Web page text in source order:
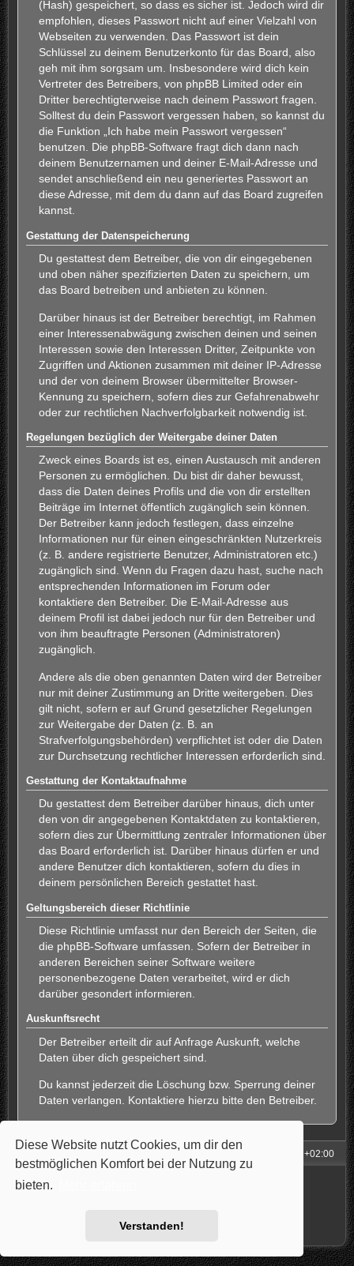
Diese Website nutzt Cookies, um dir den
bestmöglichen Komfort bei der Nutzung zu
bieten.
Verstanden!
(Hash) gespeichert, so dass es sicher ist. Jedoch wird dir
empfohlen, dieses Passwort nicht auf einer Vielzahl von
Webseiten zu verwenden. Das Passwort ist dein
Schlüssel zu deinem Benutzerkonto für das Board, also
geh mit ihm sorgsam um. Insbesondere wird dich kein
Vertreter des Betreibers, von phpBB Limited oder ein
Dritter berechtigterweise nach deinem Passwort fragen.
Solltest du dein Passwort vergessen haben, so kannst du
die Funktion „Ich habe mein Passwort vergessen“
benutzen. Die phpBB-Software fragt dich dann nach
deinem Benutzernamen und deiner E-Mail-Adresse und
sendet anschließend ein neu generiertes Passwort an
diese Adresse, mit dem du dann auf das Board zugreifen
kannst.
Gestattung der Datenspeicherung
Du gestattest dem Betreiber, die von dir eingegebenen
und oben näher spezifizierten Daten zu speichern, um
das Board betreiben und anbieten zu können.
Darüber hinaus ist der Betreiber berechtigt, im Rahmen
einer Interessenabwägung zwischen deinen und seinen
Interessen sowie den Interessen Dritter, Zeitpunkte von
Zugriffen und Aktionen zusammen mit deiner IP-Adresse
und der von deinem Browser übermittelter Browser-
Kennung zu speichern, sofern dies zur Gefahrenabwehr
oder zur rechtlichen Nachverfolgbarkeit notwendig ist.
Regelungen bezüglich der Weitergabe deiner Daten
Zweck eines Boards ist es, einen Austausch mit anderen
Personen zu ermöglichen. Du bist dir daher bewusst,
dass die Daten deines Profils und die von dir erstellten
Beiträge im Internet öffentlich zugänglich sein können.
Der Betreiber kann jedoch festlegen, dass einzelne
Informationen nur für einen eingeschränkten Nutzerkreis
(z. B. andere registrierte Benutzer, Administratoren etc.)
zugänglich sind. Wenn du Fragen dazu hast, suche nach
entsprechenden Informationen im Forum oder
kontaktiere den Betreiber. Die E-Mail-Adresse aus
deinem Profil ist dabei jedoch nur für den Betreiber und
von ihm beauftragte Personen (Administratoren)
zugänglich.
Andere als die oben genannten Daten wird der Betreiber
nur mit deiner Zustimmung an Dritte weitergeben. Dies
gilt nicht, sofern er auf Grund gesetzlicher Regelungen
zur Weitergabe der Daten (z. B. an
Strafverfolgungsbehörden) verpflichtet ist oder die Daten
zur Durchsetzung rechtlicher Interessen erforderlich sind.
Gestattung der Kontaktaufnahme
Du gestattest dem Betreiber darüber hinaus, dich unter
den von dir angegebenen Kontaktdaten zu kontaktieren,
sofern dies zur Übermittlung zentraler Informationen über
das Board erforderlich ist. Darüber hinaus dürfen er und
andere Benutzer dich kontaktieren, sofern du dies in
deinem persönlichen Bereich gestattet hast.
Geltungsbereich dieser Richtlinie
Diese Richtlinie umfasst nur den Bereich der Seiten, die
die phpBB-Software umfassen. Sofern der Betreiber in
anderen Bereichen seiner Software weitere
personenbezogene Daten verarbeitet, wird er dich
darüber gesondert informieren.
Auskunftsrecht
Der Betreiber erteilt dir auf Anfrage Auskunft, welche
Daten über dich gespeichert sind.
Du kannst jederzeit die Löschung bzw. Sperrung deiner
Daten verlangen. Kontaktiere hierzu bitte den Betreiber.
UTC+02:00
Powered by